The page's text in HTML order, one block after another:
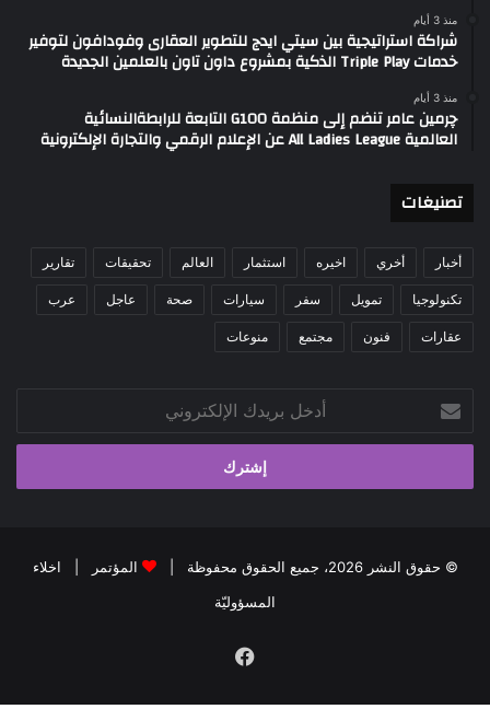
منذ 3 أيام
شراكة استراتيجية بين سيتي ايدج للتطوير العقارى وفودافون لتوفير
خدمات Triple Play الذكية بمشروع داون تاون بالعلمين الجديدة
منذ 3 أيام
چرمين عامر تنضم إلى منظمة G100 التابعة للرابطةالنسائية
العالمية All Ladies League عن الإعلام الرقمي والتجارة الإلكترونية
تصنيغات
أخبار أخري اخيره استثمار العالم تحقيقات تقارير
تكنولوجيا تمويل سفر سيارات صحة عاجل عرب
عقارات فنون مجتمع منوعات
بريدك
الإلكتروني
© حقوق النشر 2026، جميع الحقوق محفوظة | المؤتمر
اخلاء
المسؤوليّة
فيسبوك